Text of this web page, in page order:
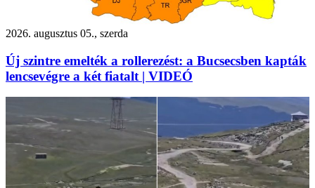
2026. augusztus 05., szerda
Új szintre emelték a rollerezést: a Bucsecsben kapták
lencsevégre a két fiatalt | VIDEÓ